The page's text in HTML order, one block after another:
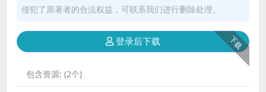
侵犯了原著者的合法权益，可联系我们进行删除处理。
下载
登录后下载
包含资源: (2个)